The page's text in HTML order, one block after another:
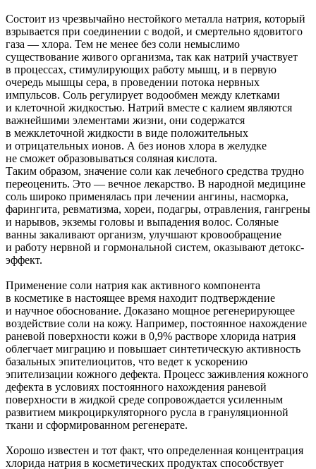
Состоит из чрезвычайно нестойкого металла натрия, который
взрывается при соединении с водой, и смертельно ядовитого
газа — хлора. Тем не менее без соли немыслимо
существование живого организма, так как натрий участвует
в процессах, стимулирующих работу мышц, и в первую
очередь мышцы сера, в проведении потока нервных
импульсов. Соль регулирует водообмен между клетками
и клеточной жидкостью. Натрий вместе с калием являются
важнейшими элементами жизни, они содержатся
в межклеточной жидкости в виде положительных
и отрицательных ионов. А без ионов хлора в желудке
не сможет образовываться соляная кислота.
Таким образом, значение соли как лечебного средства трудно
переоценить. Это — вечное лекарство. В народной медицине
соль широко применялась при лечении ангины, насморка,
фарингита, ревматизма, хореи, подагры, отравления, гангрены
и нарывов, экземы головы и выпадения волос. Соляные
ванны закаливают организм, улучшают кровообращение
и работу нервной и гормональной систем, оказывают детокс-
эффект.
Применение соли натрия как активного компонента
в косметике в настоящее время находит подтверждение
и научное обоснование. Доказано мощное регенерирующее
воздействие соли на кожу. Например, постоянное нахождение
раневой поверхности кожи в 0,9% растворе хлорида натрия
облегчает миграцию и повышает синтетическую активность
базальных эпителиоцитов, что ведет к ускорению
эпителизации кожного дефекта. Процесс заживления кожного
дефекта в условиях постоянного нахождения раневой
поверхности в жидкой среде сопровождается усиленным
развитием микроциркуляторного русла в грануляционной
ткани и сформированном регенерате.
Хорошо известен и тот факт, что определенная концентрация
хлорида натрия в косметических продуктах способствует